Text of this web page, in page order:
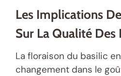
Les Implications
Sur La Qualité Des
La floraison du basilic
changement dans le